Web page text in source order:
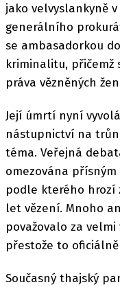
jako velvyslankyně
generálního
se ambasadorkou
kriminalitu, přičemž
práva vězněných
Její úmrtí nyní
nástupnictví na
téma. Veřejná
omezována
podle kterého hrozí
let vězení. Mnoho
považovalo za
přestože to
Současný thajský